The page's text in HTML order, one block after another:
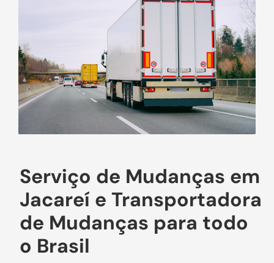
Serviço de Mudanças em
Jacareí e Transportadora
de Mudanças para todo
o Brasil